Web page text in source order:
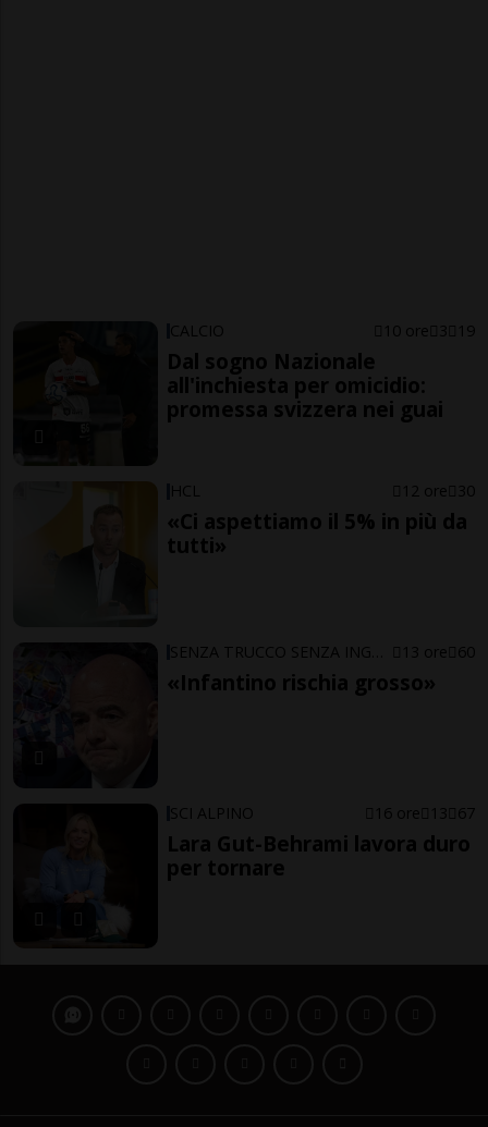
CALCIO 10 ore 3 19
Dal sogno Nazionale
all'inchiesta per omicidio:
promessa svizzera nei guai
HCL 12 ore 30
«Ci aspettiamo il 5% in più da
tutti»
13 ore 60
«Infantino rischia grosso»
SCI ALPINO 16 ore 13 67
Lara Gut-Behrami lavora duro
per tornare